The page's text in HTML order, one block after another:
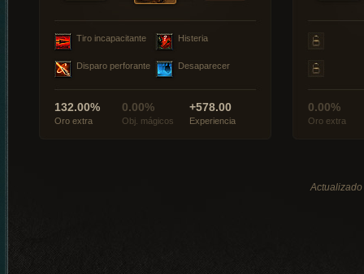
Tiro incapacitante Histeria
Disparo perforante Desaparecer
132.00%
Oro extra
0.00%
Obj. mágicos
+578.00
Experiencia
0.00%
Oro extra